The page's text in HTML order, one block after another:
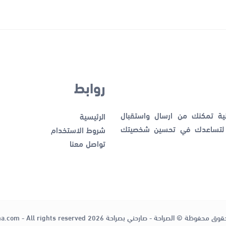
تمكنك من ارسال واستقبال
لتساعدك في تحسين شخصيتك
روابط
الرئيسية
شروط الاستخدام
تواصل معنا
محفوظة © الصراحة - صارحني بصراحة 2026 - All rights reserved